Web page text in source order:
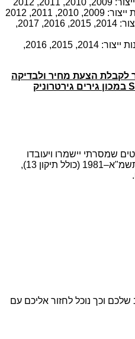
פיג’ו 308 SW 1.2 Active שנות ייצור: 2014, 2015, 2016, 2017,
פיג’ו 308 SW 1.6 דיזל Active שנות ייצור: 2014, 2015, 2016,
לקבלת הצעת מחיר ולבדיקה
שמסרתי יישמרו ויעובדו
בהתאם לחוק הגנת הפרטיות, התשמ"א–1981 (כולל תיקון 13),
וכך נוכל לחזור אליכם עם